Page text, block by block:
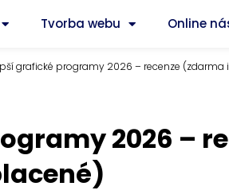
Tvorba webu Online
grafické programy 2026 – recenze (zdarma
2026 –